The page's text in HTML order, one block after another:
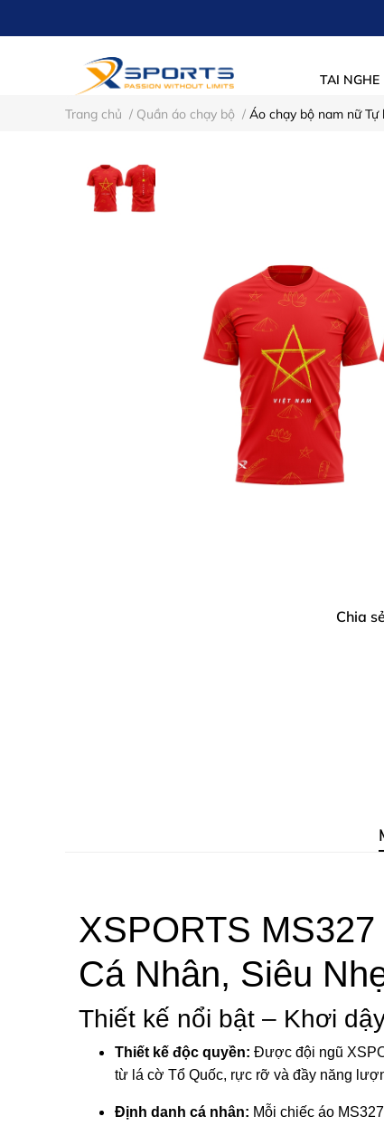
TAI NGHE
Trang chủ / Quần áo chạy bộ / Áo chạy bộ nam nữ
Chia sẻ
XSPORTS
Cá Nhân, Siêu
Thiết kế nổi bật – Khơi
Thiết kế độc quyền: Được đội ngũ
từ lá cờ Tổ Quốc, rực rỡ và đầy năng
Định danh cá nhân: Mỗi chiếc áo